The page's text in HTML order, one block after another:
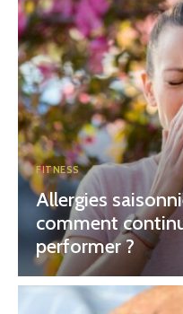
FITNESS
Allergies
comment
performer ?